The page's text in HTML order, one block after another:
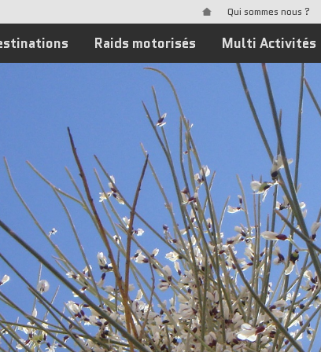
Qui sommes nous ?
Raids motorisés Multi Activités